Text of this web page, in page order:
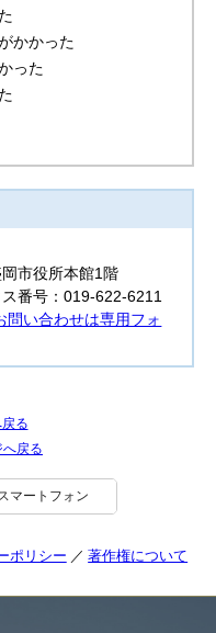
かかった
った
市役所本館1階
番号：019-622-6211
い合わせは専用フォ
る
へ戻る
スマートフォン
ポリシー 著作権について